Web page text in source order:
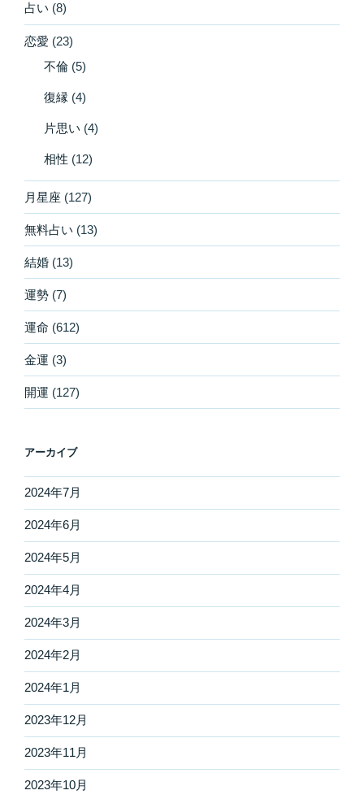
占い (8)
恋愛 (23)
不倫 (5)
復縁 (4)
片思い (4)
相性 (12)
月星座 (127)
無料占い (13)
結婚 (13)
運勢 (7)
運命 (612)
金運 (3)
開運 (127)
アーカイブ
2024年7月
2024年6月
2024年5月
2024年4月
2024年3月
2024年2月
2024年1月
2023年12月
2023年11月
2023年10月